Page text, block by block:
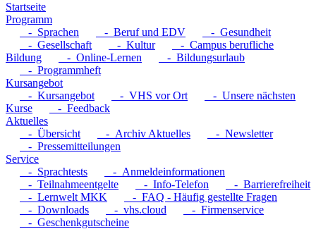
Startseite
Programm
- Sprachen
- Beruf und EDV
- Gesundheit
- Gesellschaft
- Kultur
- Campus berufliche
Bildung
- Online-Lernen
- Bildungsurlaub
- Programmheft
Kursangebot
- Kursangebot
- VHS vor Ort
- Unsere nächsten
Kurse
- Feedback
Aktuelles
- Übersicht
- Archiv Aktuelles
- Newsletter
- Pressemitteilungen
Service
- Sprachtests
- Anmeldeinformationen
- Teilnahmeentgelte
- Info-Telefon
- Barrierefreiheit
- Lernwelt MKK
- FAQ - Häufig gestellte Fragen
- Downloads
- vhs.cloud
- Firmenservice
- Geschenkgutscheine